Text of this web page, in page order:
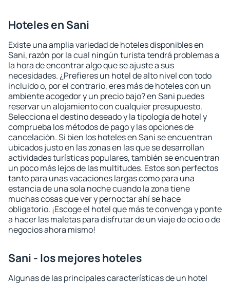
Hoteles en Sani
Existe una amplia variedad de hoteles disponibles en
Sani, razón por la cual ningún turista tendrá problemas a
la hora de encontrar algo que se ajuste a sus
necesidades. ¿Prefieres un hotel de alto nivel con todo
incluido o, por el contrario, eres más de hoteles con un
ambiente acogedor y un precio bajo? en Sani puedes
reservar un alojamiento con cualquier presupuesto.
Selecciona el destino deseado y la tipología de hotel y
comprueba los métodos de pago y las opciones de
cancelación. Si bien los hoteles en Sani se encuentran
ubicados justo en las zonas en las que se desarrollan
actividades turísticas populares, también se encuentran
un poco más lejos de las multitudes. Estos son perfectos
tanto para unas vacaciones largas como para una
estancia de una sola noche cuando la zona tiene
muchas cosas que ver y pernoctar ahí se hace
obligatorio. ¡Escoge el hotel que más te convenga y ponte
a hacer las maletas para disfrutar de un viaje de ocio o de
negocios ahora mismo!
Sani - los mejores hoteles
Algunas de las principales características de un hotel